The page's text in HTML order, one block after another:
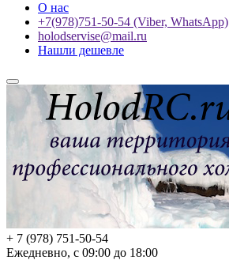
О нас
+7(978)751-50-54 (Viber, WhatsApp)
holodservise@mail.ru
Нашли дешевле
+ 7 (978) 751-50-54
Ежедневно, с 09:00 до 18:00